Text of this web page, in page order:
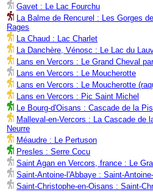
Gavet : Le Lac Fourchu
La Balme de Rencurel : Les Gorges
Rages
La Chaud : Lac Charlet
La Danchère, Vénosc : Le Lac du
Lans en Vercors : Le Grand Cheval
Lans en Vercors : Le Moucherotte
Lans en Vercors : Le Moucherotte
Lans en Vercors : Pic Saint Michel
Le Bourg-d'Oisans : Cascade de la
Malleval-en-Vercors : La Cascade de
Neurre
Méaudre : Le Pertuson
Presles : Serre Cocu
Saint Agan en Vercors, france : Le
Saint-Antoine-l'Abbaye : Saint-
Saint-Christophe-en-Oisans : Saint-